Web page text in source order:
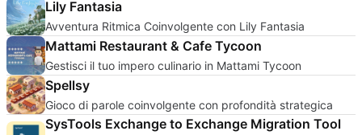
Lily Fantasia
Avventura Ritmica Coinvolgente con Lily Fantasia
Mattami Restaurant & Cafe Tycoon
Gestisci il tuo impero culinario in Mattami Tycoon
Spellsy
Gioco di parole coinvolgente con profondità strategica
SysTools Exchange to Exchange Migration Tool